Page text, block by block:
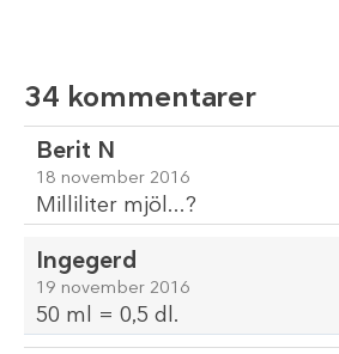
34 kommentarer
Berit N
18 november 2016
Milliliter mjöl...?
Ingegerd
19 november 2016
50 ml = 0,5 dl.